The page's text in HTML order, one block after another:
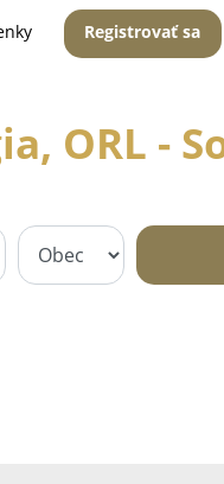
Registrovať sa
ORL -